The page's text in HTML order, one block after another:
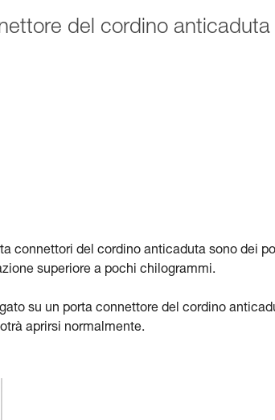
del cordino anticaduta
connettori del cordino anticaduta sono dei
superiore a pochi chilogrammi.
su un porta connettore del cordino
aprirsi normalmente.